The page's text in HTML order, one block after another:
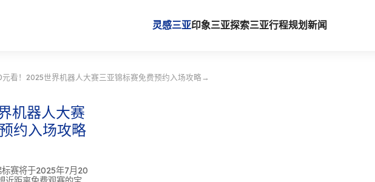
灵感三亚印象三亚探索三亚行程规划新闻
元看！2025世界机器人大赛三亚锦标赛免费预约入场攻略→
机器人大赛
约入场攻略
赛将于2025年7月20